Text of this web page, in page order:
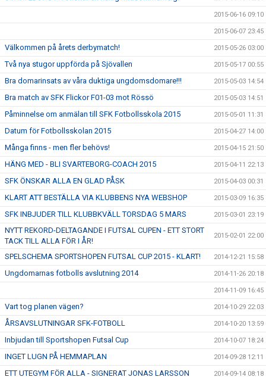
2015-06-16 09:10
2015-06-07 23:45
Välkommen på årets derbymatch! 2015-05-26 03:00
Två nya stugor uppförda på Sjövallen 2015-05-17 00:55
Bra domarinsats av våra duktiga ungdomsdomare!!! 2015-05-03 14:54
Bra match av SFK Flickor F01-03 mot Rössö 2015-05-03 14:51
Påminnelse om anmälan till SFK Fotbollsskola 2015 2015-05-01 11:31
Datum för Fotbollsskolan 2015 2015-04-27 14:00
Många finns - men fler behövs! 2015-04-15 21:50
HÄNG MED - BLI SVARTEBORG-COACH 2015 2015-04-11 22:13
SFK ÖNSKAR ALLA EN GLAD PÅSK 2015-04-03 00:31
KLART ATT BESTÄLLA VIA KLUBBENS NYA WEBSHOP 2015-03-09 16:35
SFK INBJUDER TILL KLUBBKVÄLL TORSDAG 5 MARS 2015-03-01 23:19
NYTT REKORD-DELTAGANDE I FUTSAL CUPEN - ETT STORT
TACK TILL ALLA FÖR I ÅR!
2015-02-01 22:00
SPELSCHEMA SPORTSHOPEN FUTSAL CUP 2015 - KLART! 2014-12-21 15:58
Ungdomarnas fotbolls avslutning 2014 2014-11-26 20:18
2014-11-09 16:45
Vart tog planen vägen? 2014-10-29 22:03
ÅRSAVSLUTNINGAR SFK-FOTBOLL 2014-10-20 13:59
Inbjudan till Sportshopen Futsal Cup 2014-10-07 18:24
INGET LUGN PÅ HEMMAPLAN 2014-09-28 12:11
ETT UTEGYM FÖR ALLA - SIGNERAT JONAS LARSSON 2014-09-14 08:18